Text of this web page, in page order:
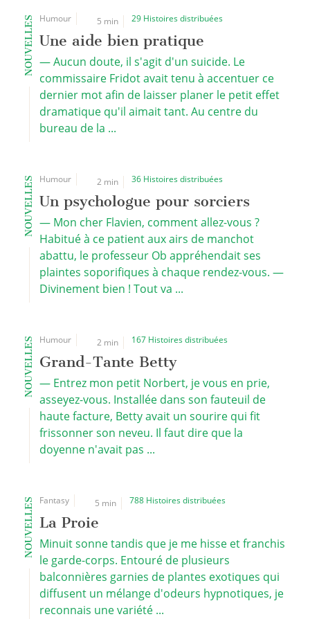
NOUVELLES Humour 5 min 29 Histoires distribuées
Une aide bien pratique
— Aucun doute, il s'agit d'un suicide. Le
commissaire Fridot avait tenu à accentuer ce
dernier mot afin de laisser planer le petit effet
dramatique qu'il aimait tant. Au centre du
bureau de la ...
NOUVELLES Humour 2 min 36 Histoires distribuées
Un psychologue pour sorciers
— Mon cher Flavien, comment allez-vous ?
Habitué à ce patient aux airs de manchot
abattu, le professeur Ob appréhendait ses
plaintes soporifiques à chaque rendez-vous. —
Divinement bien ! Tout va ...
NOUVELLES Humour 2 min 167 Histoires distribuées
Grand-Tante Betty
— Entrez mon petit Norbert, je vous en prie,
asseyez-vous. Installée dans son fauteuil de
haute facture, Betty avait un sourire qui fit
frissonner son neveu. Il faut dire que la
doyenne n'avait pas ...
NOUVELLES Fantasy 5 min 788 Histoires distribuées
La Proie
Minuit sonne tandis que je me hisse et franchis
le garde-corps. Entouré de plusieurs
balconnières garnies de plantes exotiques qui
diffusent un mélange d'odeurs hypnotiques, je
reconnais une variété ...